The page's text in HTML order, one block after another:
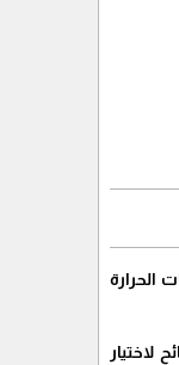
الحرارة
لاختيار